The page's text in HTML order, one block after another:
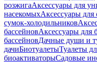
розжигаАксессуары для
насекомыхАксессуары для
сумок-холодильников
бассейновАксессуары для
бассейновДачные души и
дачиБиотуалетыТуалеты
биоактиваторыСадовые